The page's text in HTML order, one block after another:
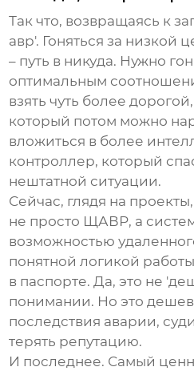
Так что, возвращаясь к
авр'. Гоняться за низкой
– путь в никуда. Нужно
оптимальным
взять чуть более
который потом можно
вложиться в более
контроллер, который
нештатной ситуации.
Сейчас, глядя на
не просто ЩАВР, а
возможностью
понятной логикой
в паспорте. Да, это не
понимании. Но это
последствия аварии,
терять репутацию.
И последнее. Самый